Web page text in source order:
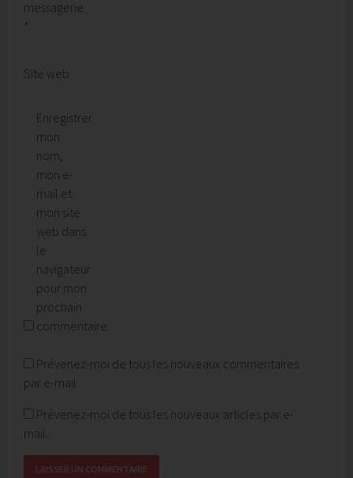
messagerie
*
Site web
Enregistrer
mon
nom,
mon e-
mail et
mon site
web dans
le
navigateur
pour mon
prochain
commentaire.
Prévenez-moi de tous les nouveaux commentaires
par e-mail.
Prévenez-moi de tous les nouveaux articles par e-
mail.